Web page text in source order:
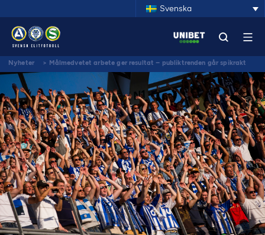
Svenska
Nyheter > Målmedvetet arbete ger resultat – publiktrenden går spikrakt
uppåt